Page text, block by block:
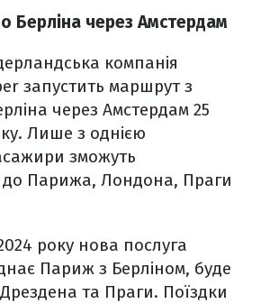
Берліна через Амстердам
компанія
запустить маршрут з
через Амстердам 25
Лише з однією
зможуть
Парижа, Лондона, Праги
року нова послуга
Париж з Берліном, буде
та Праги. Поїздки